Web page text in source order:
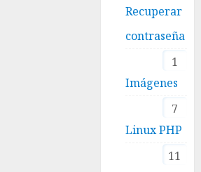
Recuperar
contraseña
1
Imágenes
7
Linux PHP
11